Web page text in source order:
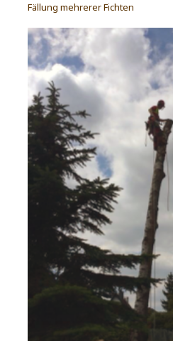
Fällung mehrerer Fichten